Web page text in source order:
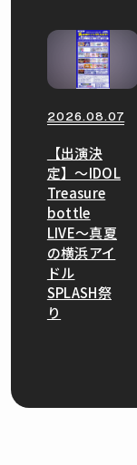
2026.08.07
【出演決
定】〜IDOL
Treasure
bottle
LIVE〜真夏
の横浜アイ
ドル
SPLASH祭
り